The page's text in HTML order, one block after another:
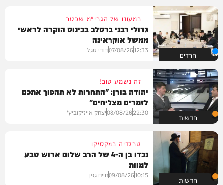
חרדים
במעונו של הגרי"מ שכטר
גדולי רבני ברסלב בכינוס הוקרה לראשי
ממשל אוקראינה
12:33
07/08/26דודי סגל
חדשות
זה נשמע טוב!
יהודה בורן: "התחרות לא תהפוך אתכם
לזמרים מצליחים"
22:30
08/08/26יצחק אייזיקוביץ'
חדשות
טרגדיה במקסיקו
נכדו בן ה-4 של הרב שלום ארוש טבע
למוות
10:15
09/08/26חיים גפן